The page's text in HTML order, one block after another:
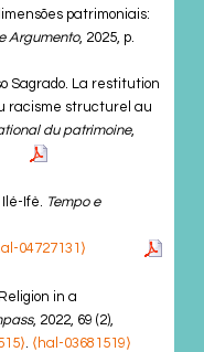
patrimoniais:
Argumento, 2025, p.
Sagrado. La restitution
racisme structurel au
du patrimoine,
Ifè.
Tempo e
04727131⟩
in a
, 2022, 69 (2),
⟨hal-03681519⟩